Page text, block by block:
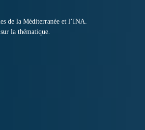
de la Méditerranée et l’INA.
la thématique.